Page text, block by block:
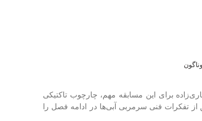
برای این مسابقه مهم، چارچوب تاکتیکی
تفکرات فنی سرمربی آبی‌ها در ادامه فصل را